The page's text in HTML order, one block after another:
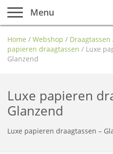
Menu
Home / Webshop / Draagtassen
papieren draagtassen / Luxe
Glanzend
Luxe papieren
Glanzend
Luxe papieren draagtassen –